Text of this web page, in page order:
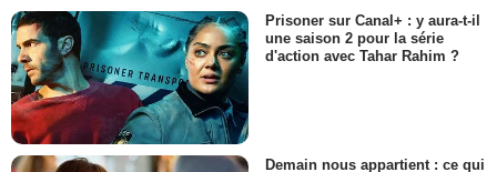
Prisoner sur Canal+ : y aura-t-il
une saison 2 pour la série
d'action avec Tahar Rahim ?
Demain nous appartient : ce qui